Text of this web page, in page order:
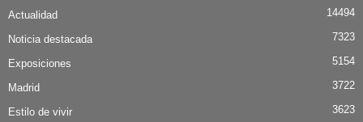
Actualidad 14494
Noticia destacada 7323
Exposiciones 5154
Madrid 3722
Estilo de vivir 3623